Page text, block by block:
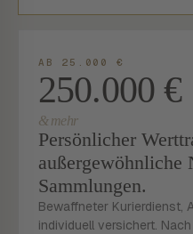
AB 25.000 €
250.000 €
& mehr
Persönlicher
außergewöhnliche
Sammlungen.
Bewaffneter Kurierdienst,
individuell versichert.